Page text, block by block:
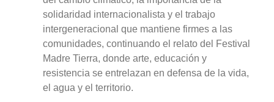
solidaridad internacionalista y el trabajo
intergeneracional que mantiene firmes a las
comunidades, continuando el relato del Festival
Madre Tierra, donde arte, educación y
resistencia se entrelazan en defensa de la vida,
el agua y el territorio.